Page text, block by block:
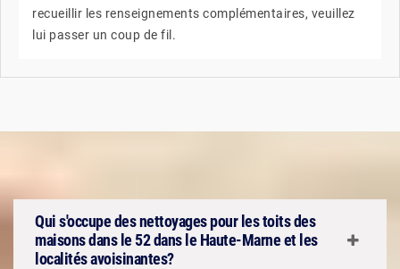
recueillir les renseignements complémentaires, veuillez
lui passer un coup de fil.
Qui s'occupe des nettoyages pour les toits des
maisons dans le 52 dans le Haute-Marne et les
localités avoisinantes?